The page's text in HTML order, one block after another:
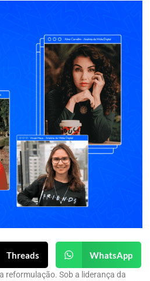
Threads WhatsApp
reformulação. Sob a liderança da